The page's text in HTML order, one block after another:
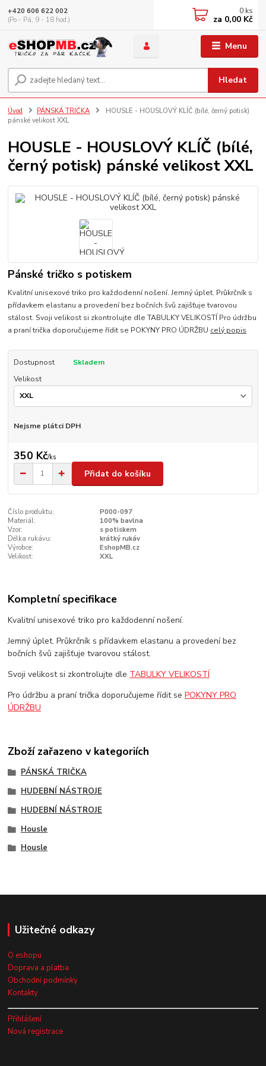
Menu
Hledat
+420 606 622 002
(Po - Pá, 9 - 18 hod.)
0 ks
za 0,00 Kč
Úvod PÁNSKÁ TRIČKA
HOUSLE - HOUSLOVÝ KLÍČ (bílé, černý potisk)
pánské velikost XXL
HOUSLE - HOUSLOVÝ KLÍČ (bílé,
černý potisk) pánské velikost XXL
Pánské tričko s potiskem
Kvalitní unisexové triko pro každodenní nošení. Jemný úplet. Průkrčník s
přídavkem elastanu a provedení bez bočních švů zajišťuje tvarovou
stálost. Svoji velikost si zkontrolujte dle TABULKY VELIKOSTÍ Pro údržbu
a praní trička doporučujeme řídit se POKYNY PRO ÚDRŽBU celý popis
Dostupnost
Skladem
Velikost
Nejsme plátci DPH
350 Kč/ks
Přidat do košíku
Číslo produktu:
P000-097
Materiál:
100% bavlna
Vzor:
s potiskem
Délka rukávu:
krátký rukáv
Výrobce:
EshopMB.cz
Velikost:
XXL
Kompletní specifikace
Kvalitní unisexové triko pro každodenní nošení.
Jemný úplet. Průkrčník s přídavkem elastanu a provedení bez
bočních švů zajišťuje tvarovou stálost.
Svoji velikost si zkontrolujte dle TABULKY VELIKOSTÍ
Pro údržbu a praní trička doporučujeme řídit sePOKYNY PRO
ÚDRŽBU
Zboží zařazeno v kategoriích
PÁNSKÁ TRIČKA
HUDEBNÍ NÁSTROJE
HUDEBNÍ NÁSTROJE
Housle
Housle
Užitečné odkazy
O eshopu
Doprava a platba
Obchodní podmínky
Kontakty
Přihlášení
Nová registrace